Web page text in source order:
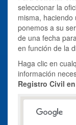
seleccionar la
misma,
ponemos a su
de una fecha
en función de la
Haga clic en
información
Registro Civil